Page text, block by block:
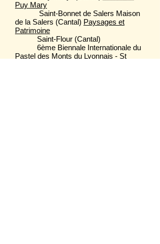
Puy Mary
Saint-Bonnet de Salers Maison
de la Salers (Cantal) Paysages et
Patrimoine
Saint-Flour (Cantal)
6ème Biennale Internationale du
Pastel des Monts du Lyonnais - St